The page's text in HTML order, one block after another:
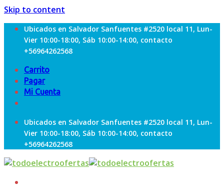
Skip to content
Ubicados en Salvador Sanfuentes #2520 local 11, Lun-
Vier 10:00-18:00, Sáb 10:00-14:00, contacto
+56964262568
Carrito
Pagar
Mi Cuenta
Ubicados en Salvador Sanfuentes #2520 local 11, Lun-
Vier 10:00-18:00, Sáb 10:00-14:00, contacto
+56964262568